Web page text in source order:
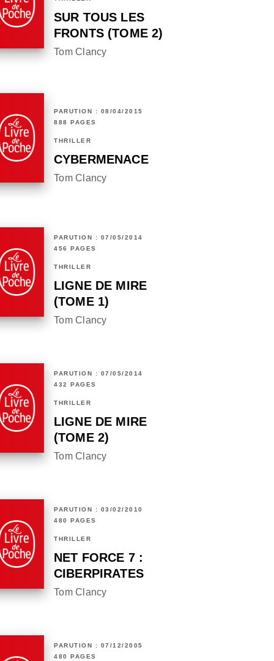
SUR TOUS LES
FRONTS (TOME 2)
Tom Clancy
PARUTION : 08/04/2015
888 PAGES
THRILLER
CYBERMENACE
Tom Clancy
PARUTION : 07/05/2014
456 PAGES
THRILLER
LIGNE DE MIRE
(TOME 1)
Tom Clancy
PARUTION : 07/05/2014
432 PAGES
THRILLER
LIGNE DE MIRE
(TOME 2)
Tom Clancy
PARUTION : 03/02/2010
480 PAGES
THRILLER
NET FORCE 7 :
CIBERPIRATES
Tom Clancy
PARUTION : 07/12/2005
480 PAGES